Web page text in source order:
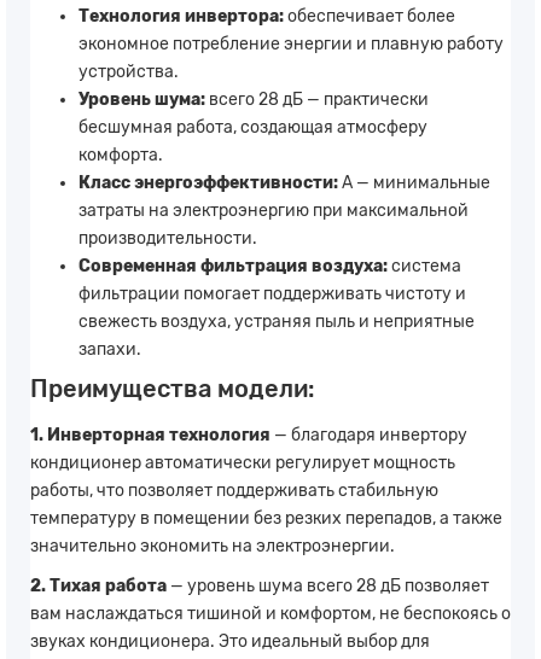
Технология инвертора:обеспечивает более
экономное потребление энергии и плавную работу
устройства.
Уровень шума: всего 28 дБ — практически
бесшумная работа, создающая атмосферу
комфорта.
Класс энергоэффективности:A — минимальные
затраты на электроэнергию при максимальной
производительности.
Современная фильтрация воздуха:система
фильтрации помогает поддерживать чистоту и
свежесть воздуха, устраняя пыль и неприятные
запахи.
Преимущества модели:
1. Инверторная технология — благодаря инвертору
кондиционер автоматически регулирует мощность
работы, что позволяет поддерживать стабильную
температуру в помещении без резких перепадов, а также
значительно экономить на электроэнергии.
2. Тихая работа — уровень шума всего 28 дБ позволяет
вам наслаждаться тишиной и комфортом, не беспокоясь о
звуках кондиционера. Это идеальный выбор для